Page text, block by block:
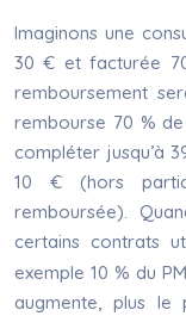
Imaginons une
30 € et facturée
remboursement
rembourse 70 %
compléter jusqu’à
10 € (hors
remboursée).
certains contrats
exemple 10 % du
augmente, plus le